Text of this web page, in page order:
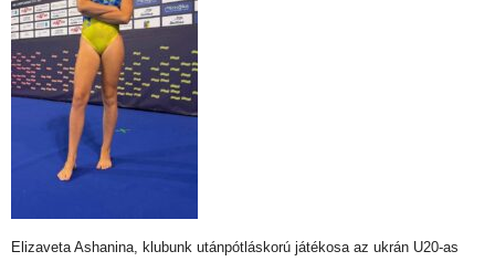
Elizaveta Ashanina, klubunk utánpótláskorú játékosa az ukrán U20-as